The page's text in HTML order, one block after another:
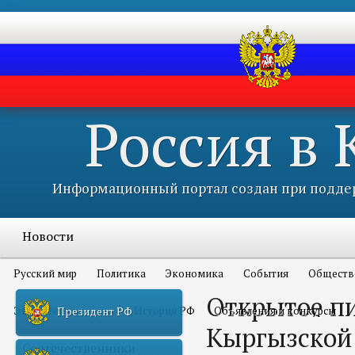
Россия в
Информационный портал создан при
Новости
Русский мир Политика Экономика События
Это интересно всем История РФ Объявления и конкурсы
Соотечественники
Президент РФ
Открытое